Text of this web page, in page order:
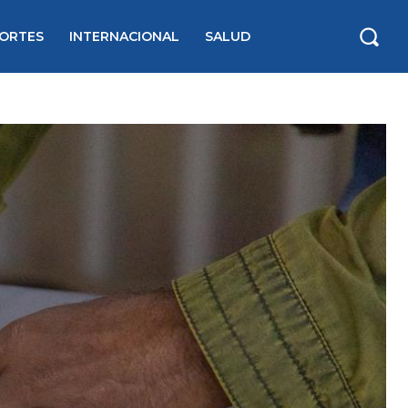
INTERNACIONAL SALUD